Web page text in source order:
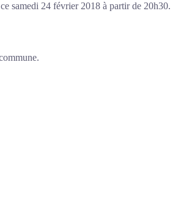
samedi 24 février 2018 à partir de 20h30.